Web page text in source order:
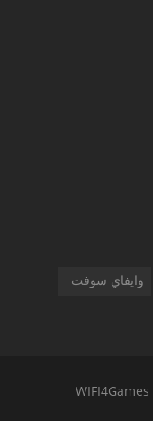
وايفاي سوفت
WIFI4Games